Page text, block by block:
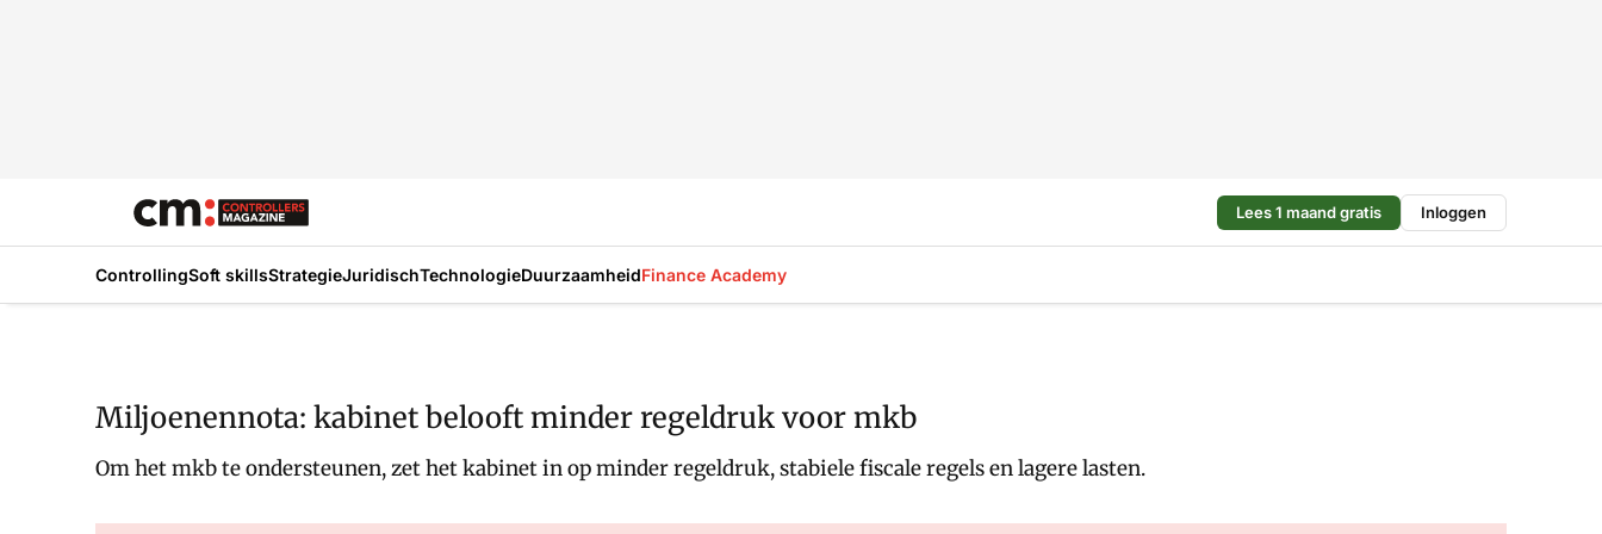
Lees 1 maand gratis Inloggen
ControllingSoft skillsStrategieJuridischTechnologieDuurzaamheidFinance Academy
Miljoenennota: kabinet belooft minder regeldruk voor mkb
Om het mkb te ondersteunen, zet het kabinet in op minder regeldruk, stabiele fiscale regels en lagere lasten.